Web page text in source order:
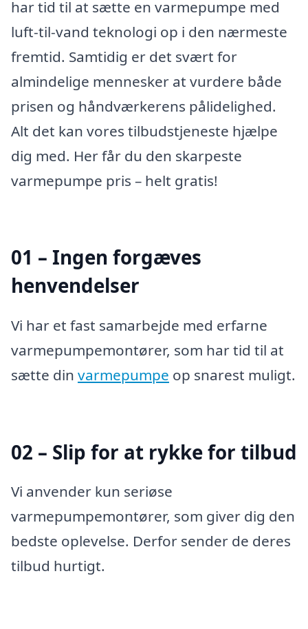
har tid til at sætte en varmepumpe med
luft-til-vand teknologi op i den nærmeste
fremtid. Samtidig er det svært for
almindelige mennesker at vurdere både
prisen og håndværkerens pålidelighed.
Alt det kan vores tilbudstjeneste hjælpe
dig med. Her får du den skarpeste
varmepumpe pris – helt gratis!
01 – Ingen forgæves
henvendelser
Vi har et fast samarbejde med erfarne
varmepumpemontører, som har tid til at
sætte din varmepumpe op snarest muligt.
02 – Slip for at rykke for tilbud
Vi anvender kun seriøse
varmepumpemontører, som giver dig den
bedste oplevelse. Derfor sender de deres
tilbud hurtigt.